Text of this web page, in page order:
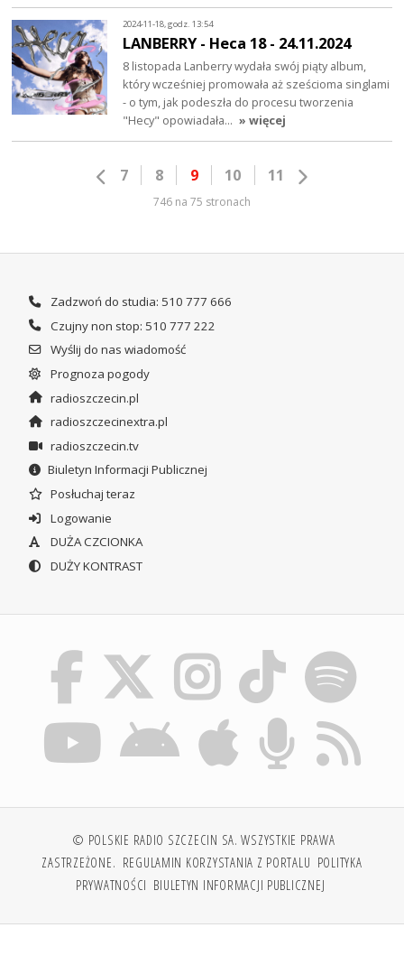
2024-11-18, godz. 13:54
LANBERRY - Heca 18 - 24.11.2024
8 listopada Lanberry wydała swój piąty album,
który wcześniej promowała aż sześcioma singlami
- o tym, jak podeszła do procesu tworzenia
"Hecy" opowiadała… » więcej
7 8 9 10 11
746 na 75 stronach
Zadzwoń do studia: 510 777 666
Czujny non stop: 510 777 222
Wyślij do nas wiadomość
Prognoza pogody
radioszczecin.pl
radioszczecinextra.pl
radioszczecin.tv
Biuletyn Informacji Publicznej
Posłuchaj teraz
Logowanie
DUŻA CZCIONKA
DUŻY KONTRAST
© POLSKIE RADIO SZCZECIN SA. WSZYSTKIE PRAWA
ZASTRZEŻONE. REGULAMIN KORZYSTANIA Z PORTALU POLITYKA
PRYWATNOŚCI BIULETYN INFORMACJI PUBLICZNEJ